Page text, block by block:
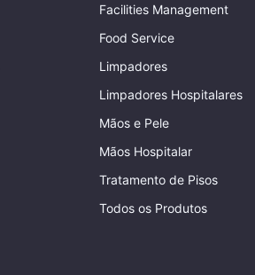
Facilities Management
Food Service
Limpadores
Limpadores Hospitalares
Mãos e Pele
Mãos Hospitalar
Tratamento de Pisos
Todos os Produtos